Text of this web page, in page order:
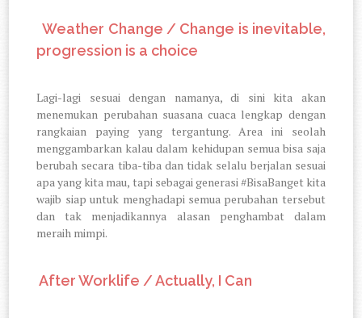
Weather Change / Change is inevitable,
progression is a choice
Lagi-lagi sesuai dengan namanya, di sini kita akan
menemukan perubahan suasana cuaca lengkap dengan
rangkaian paying yang tergantung. Area ini seolah
menggambarkan kalau dalam kehidupan semua bisa saja
berubah secara tiba-tiba dan tidak selalu berjalan sesuai
apa yang kita mau, tapi sebagai generasi #BisaBanget kita
wajib siap untuk menghadapi semua perubahan tersebut
dan tak menjadikannya alasan penghambat dalam
meraih mimpi.
After Worklife / Actually, I Can